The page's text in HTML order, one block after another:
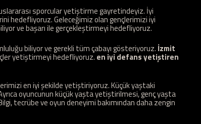
sporcular yetiştirme gayretindeyiz. İyi
hedefliyoruz. Geleceğimiz olan gençlerimizi iyi
ve başarı ile gerçekleştirmeyi hedefliyoruz.
biliyor ve gerekli tüm çabayı gösteriyoruz. İzmit
yetiştirmeyi hedefliyoruz. en iyi defans yetiştiren
en iyi şekilde yetiştiriyoruz. Küçük yaştaki
oyuncunun küçük yaşta yetiştirilmesi, genç yaşta
tecrübe ve oyun deneyimi bakımından daha zengin